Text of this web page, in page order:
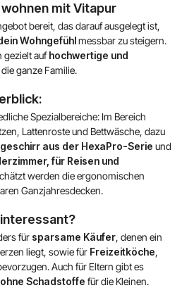
mit Vitapur
bereit, das darauf ausgelegt ist,
Wohngefühlmessbar zu steigern.
gezielt aufhochwertige und
ganze Familie.
Spezialbereiche: Im Bereich
Lattenroste und Bettwäsche, dazu
aus der HexaPro-Serie und
für Reisen und
werden die ergonomischen
Ganzjahresdecken.
für sparsame Käufer, denen ein
liegt, sowie für Freizeitköche,
Auch für Eltern gibt es
Schadstoffe für die Kleinen.